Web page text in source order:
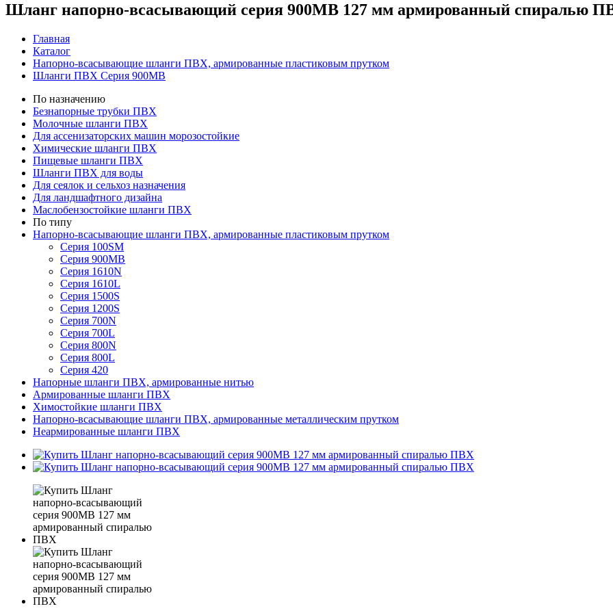
Шланг напорно-всасывающий серия 900MB 127 мм армированный спиралью
Главная
Каталог
Напорно-всасывающие шланги ПВХ, армированные пластиковым прутком
Шланги ПВХ Серия 900MB
По назначению
Безнапорные трубки ПВХ
Молочные шланги ПВХ
Для ассенизаторских машин морозостойкие
Химические шланги ПВХ
Пищевые шланги ПВХ
Шланги ПВХ для воды
Для сеялок и сельхоз назначения
Для ландшафтного дизайна
Маслобензостойкие шланги ПВХ
По типу
Напорно-всасывающие шланги ПВХ, армированные пластиковым прутком
Серия 100SM
Серия 900MB
Серия 1610N
Серия 1610L
Серия 1500S
Серия 1200S
Серия 700N
Серия 700L
Серия 800N
Серия 800L
Серия 420
Напорные шланги ПВХ, армированные нитью
Армированные шланги ПВХ
Химостойкие шланги ПВХ
Напорно-всасывающие шланги ПВХ, армированные металлическим прутком
Неармированные шланги ПВХ